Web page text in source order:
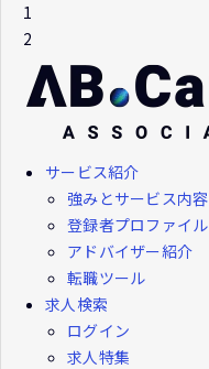
1
2
サービス紹介
強みとサービス内容
登録者プロファイル
アドバイザー紹介
転職ツール
求人検索
ログイン
求人特集